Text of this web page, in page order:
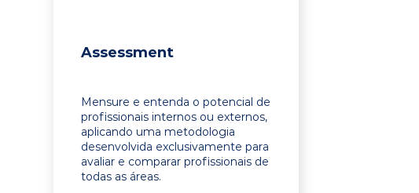
Assessment
Mensure e entenda o potencial de
profissionais internos ou externos,
aplicando uma metodologia
desenvolvida exclusivamente para
avaliar e comparar profissionais de
todas as áreas.